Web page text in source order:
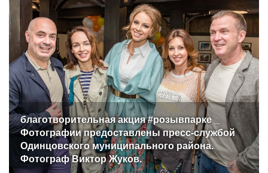
благотворительная акция #розывпарке _
Фотографии предоставлены пресс-службой
Одинцовского муниципального района.
Фотограф Виктор Жуков.